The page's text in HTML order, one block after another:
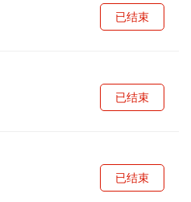
已结束
已结束
已结束